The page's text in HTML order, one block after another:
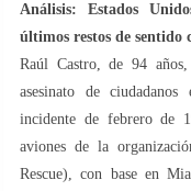
Análisis:
Estados
últimos restos de sentido
Raúl Castro, de 94
asesinato de
incidente de febrero de
aviones de la
Rescue), con base en